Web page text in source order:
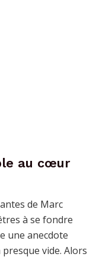
au cœur
de Marc
à se fondre
une anecdote
vide. Alors